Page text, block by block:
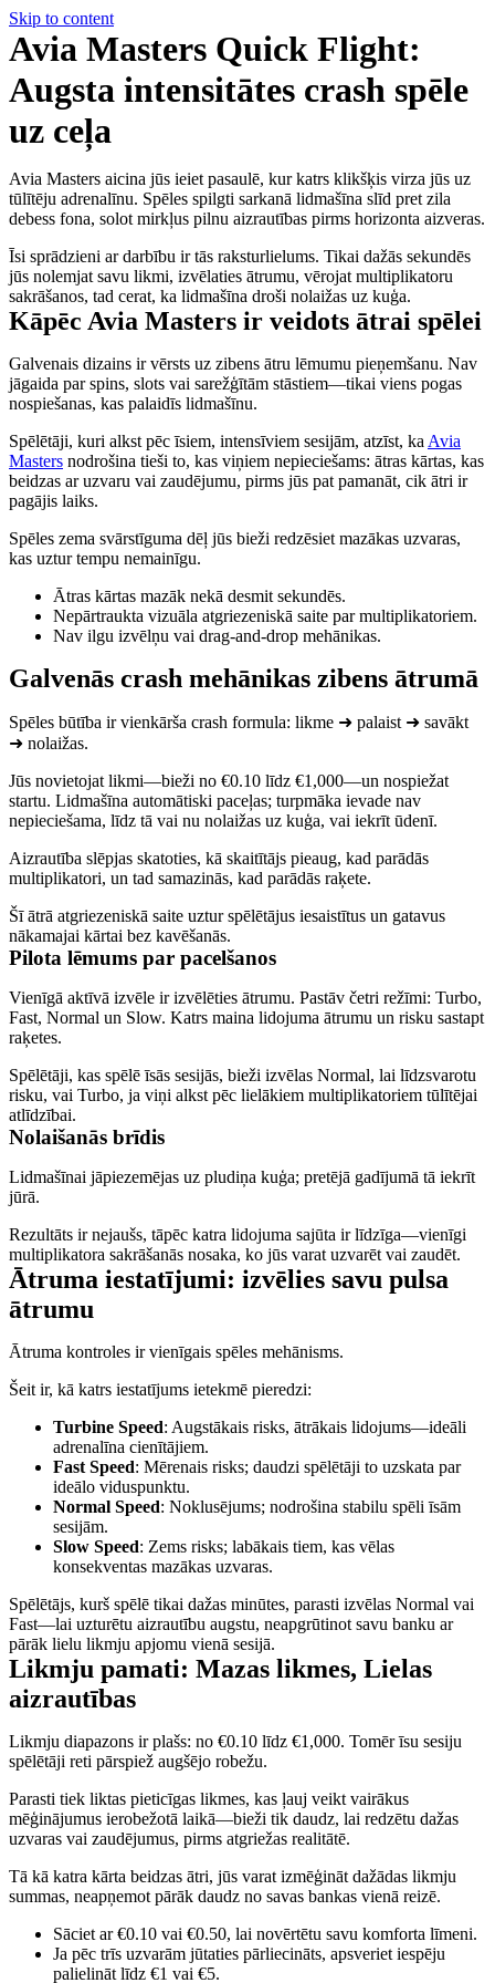
Skip to content
Avia Masters Quick Flight:
Augsta intensitātes crash spēle
uz ceļa
Avia Masters aicina jūs ieiet pasaulē, kur katrs klikšķis virza jūs uz
tūlītēju adrenalīnu. Spēles spilgti sarkanā lidmašīna slīd pret zila
debess fona, solot mirkļus pilnu aizrautības pirms horizonta aizveras.
Īsi sprādzieni ar darbību ir tās raksturlielums. Tikai dažās sekundēs
jūs nolemjat savu likmi, izvēlaties ātrumu, vērojat multiplikatoru
sakrāšanos, tad cerat, ka lidmašīna droši nolaižas uz kuģa.
Kāpēc Avia Masters ir veidots ātrai spēlei
Galvenais dizains ir vērsts uz zibens ātru lēmumu pieņemšanu. Nav
jāgaida par spins, slots vai sarežģītām stāstiem—tikai viens pogas
nospiešanas, kas palaidīs lidmašīnu.
Spēlētāji, kuri alkst pēc īsiem, intensīviem sesijām, atzīst, ka Avia
Masters nodrošina tieši to, kas viņiem nepieciešams: ātras kārtas, kas
beidzas ar uzvaru vai zaudējumu, pirms jūs pat pamanāt, cik ātri ir
pagājis laiks.
Spēles zema svārstīguma dēļ jūs bieži redzēsiet mazākas uzvaras,
kas uztur tempu nemainīgu.
Ātras kārtas mazāk nekā desmit sekundēs.
Nepārtraukta vizuāla atgriezeniskā saite par multiplikatoriem.
Nav ilgu izvēlņu vai drag‑and‑drop mehānikas.
Galvenās crash mehānikas zibens ātrumā
Spēles būtība ir vienkārša crash formula: likme ➜ palaist ➜ savākt
➜ nolaižas.
Jūs novietojat likmi—bieži no €0.10 līdz €1,000—un nospiežat
startu. Lidmašīna automātiski paceļas; turpmāka ievade nav
nepieciešama, līdz tā vai nu nolaižas uz kuģa, vai iekrīt ūdenī.
Aizrautība slēpjas skatoties, kā skaitītājs pieaug, kad parādās
multiplikatori, un tad samazinās, kad parādās raķete.
Šī ātrā atgriezeniskā saite uztur spēlētājus iesaistītus un gatavus
nākamajai kārtai bez kavēšanās.
Pilota lēmums par pacelšanos
Vienīgā aktīvā izvēle ir izvēlēties ātrumu. Pastāv četri režīmi: Turbo,
Fast, Normal un Slow. Katrs maina lidojuma ātrumu un risku sastapt
raķetes.
Spēlētāji, kas spēlē īsās sesijās, bieži izvēlas Normal, lai līdzsvarotu
risku, vai Turbo, ja viņi alkst pēc lielākiem multiplikatoriem tūlītējai
atlīdzībai.
Nolaišanās brīdis
Lidmašīnai jāpiezemējas uz pludiņa kuģa; pretējā gadījumā tā iekrīt
jūrā.
Rezultāts ir nejaušs, tāpēc katra lidojuma sajūta ir līdzīga—vienīgi
multiplikatora sakrāšanās nosaka, ko jūs varat uzvarēt vai zaudēt.
Ātruma iestatījumi: izvēlies savu pulsa
ātrumu
Ātruma kontroles ir vienīgais spēles mehānisms.
Šeit ir, kā katrs iestatījums ietekmē pieredzi:
Turbine Speed: Augstākais risks, ātrākais lidojums—ideāli
adrenalīna cienītājiem.
Fast Speed: Mērenais risks; daudzi spēlētāji to uzskata par
ideālo viduspunktu.
Normal Speed: Noklusējums; nodrošina stabilu spēli īsām
sesijām.
Slow Speed: Zems risks; labākais tiem, kas vēlas
konsekventas mazākas uzvaras.
Spēlētājs, kurš spēlē tikai dažas minūtes, parasti izvēlas Normal vai
Fast—lai uzturētu aizrautību augstu, neapgrūtinot savu banku ar
pārāk lielu likmju apjomu vienā sesijā.
Likmju pamati: Mazas likmes, Lielas
aizrautības
Likmju diapazons ir plašs: no €0.10 līdz €1,000. Tomēr īsu sesiju
spēlētāji reti pārspiež augšējo robežu.
Parasti tiek liktas pieticīgas likmes, kas ļauj veikt vairākus
mēģinājumus ierobežotā laikā—bieži tik daudz, lai redzētu dažas
uzvaras vai zaudējumus, pirms atgriežas realitātē.
Tā kā katra kārta beidzas ātri, jūs varat izmēģināt dažādas likmju
summas, neapņemot pārāk daudz no savas bankas vienā reizē.
Sāciet ar €0.10 vai €0.50, lai novērtētu savu komforta līmeni.
Ja pēc trīs uzvarām jūtaties pārliecināts, apsveriet iespēju
palielināt līdz €1 vai €5.